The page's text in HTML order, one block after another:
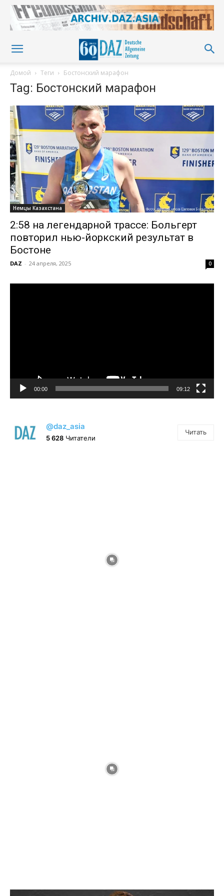
Домой Теги Бостонский марафон
Tag: Бостонский марафон
Немцы Казахстана
2:58 на легендарной трассе: Больгерт
повторил нью-йоркский результат в
Бостоне
DAZ - 24 апреля, 2025 0
00:00 09:12
@daz_asia
5 628 Читатели
Читать